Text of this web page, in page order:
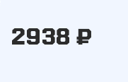
2938 ₽